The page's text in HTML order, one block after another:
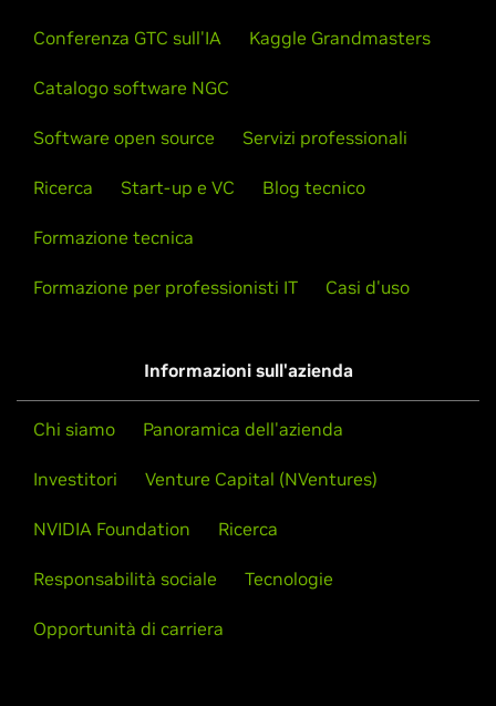
Conferenza GTC sull'IA Kaggle Grandmasters
Catalogo software NGC
Software open source Servizi professionali
Ricerca Start-up e VC Blog tecnico
Formazione tecnica
Formazione per professionisti IT Casi d'uso
Informazioni sull'azienda
Chi siamo Panoramica dell'azienda
Investitori Venture Capital (NVentures)
NVIDIA Foundation Ricerca
Responsabilità sociale Tecnologie
Opportunità di carriera